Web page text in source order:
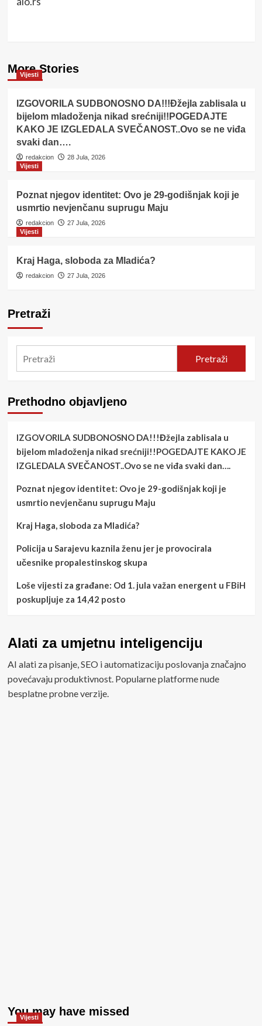
More Stories
Vijesti
IZGOVORILA SUDBONOSNO DA!!!Đžejla zablisala u
bijelom mladoženja nikad srećniji!!POGEDAJTE
KAKO JE IZGLEDALA SVEČANOST..Ovo se ne viđa
svaki dan….
redakcion
28 Jula, 2026
Vijesti
Poznat njegov identitet: Ovo je 29-godišnjak koji je
usmrtio nevjenčanu suprugu Maju
redakcion
27 Jula, 2026
Vijesti
Kraj Haga, sloboda za Mladića?
redakcion 27 Jula, 2026
Pretraži
Pretraži
Prethodno objavljeno
IZGOVORILA SUDBONOSNO DA!!!Đžejla zablisala u
bijelom mladoženja nikad srećniji!!POGEDAJTE KAKO JE
IZGLEDALA SVEČANOST..Ovo se ne viđa svaki dan….
Poznat njegov identitet: Ovo je 29-godišnjak koji je
usmrtio nevjenčanu suprugu Maju
Kraj Haga, sloboda za Mladića?
Policija u Sarajevu kaznila ženu jer je provocirala
učesnike propalestinskog skupa
Loše vijesti za građane: Od 1. jula važan energent u FBiH
poskupljuje za 14,42 posto
Alati za umjetnu inteligenciju
AI alati za pisanje, SEO i automatizaciju poslovanja značajno
povećavaju produktivnost. Popularne platforme nude
besplatne probne verzije.
You may have missed
Vijesti